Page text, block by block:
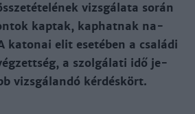
vizs­gá­la­ta so­rán
kap­tak, kap­hat­nak na­
ka­to­nai elit ese­té­ben a csa­lá­di
a szol­gá­la­ti idő je­
vizs­gá­lan­dó kér­dés­kört.